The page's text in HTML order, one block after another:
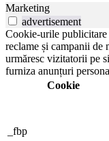
Marketing
advertisement
Cookie-urile
reclame și campanii de
urmăresc vizitatorii pe
furniza anunțuri
Cookie
_fbp